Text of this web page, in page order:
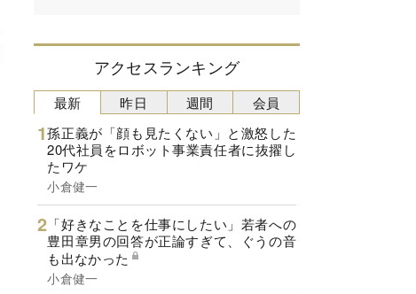
アクセスランキング
最新
孫正義が「顔も見たくない」と激怒した
20代社員をロボット事業責任者に抜擢し
たワケ
小倉健一
「好きなことを仕事にしたい」若者への
豊田章男の回答が正論すぎて、ぐうの音
も出なかった
小倉健一
昨日 週間 会員